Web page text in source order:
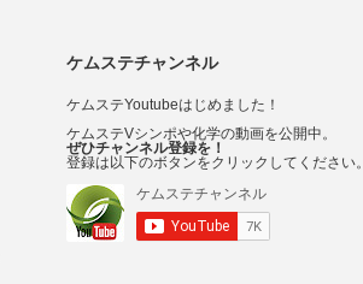
ケムステチャンネル
ケムステYoutubeはじめました！
ケムステVシンポや化学の動画を公開中。
ぜひチャンネル登録を！
登録は以下のボタンをクリックしてください。